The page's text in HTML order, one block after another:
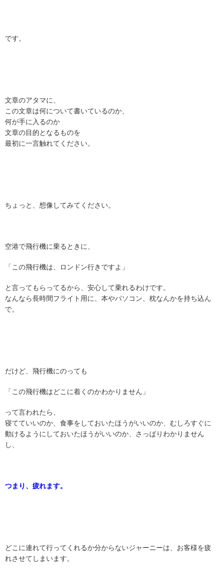
です。
文章のアタマに、
この文章は何について書いているのか、
何が手に入るのか
文章の目的となるものを
最初に一言触れてください。
ちょっと、想像してみてください。
空港で飛行機に乗るときに、
「この飛行機は、ロンドン行きですよ」
と言ってもらってるから、安心して乗れるわけです。
なんなら長時間フライト用に、本やパソコン、枕なんかを持ち込ん
で。
だけど、飛行機にのっても
「この飛行機はどこに着くのかわかりません」
って言われたら、
寝てていいのか、食事をしておいたほうがいいのか、むしろすぐに
動けるようにしておいたほうがいいのか、さっぱりわかりません
し、
つまり、疲れます。
どこに連れて行ってくれるか分からないジャーニーは、お客様を疲
れさせてしまいます。